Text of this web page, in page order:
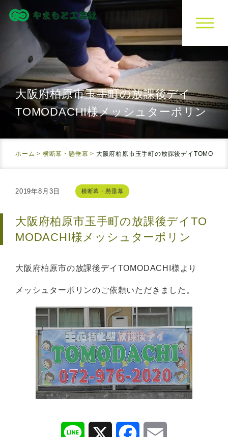
大阪府柏原市玉手町の放課後デイ
TOMODACHI様メッシュターポリン
ホーム > 横断幕・懸垂幕 > 大阪府柏原市玉手町の放課後デイ
2019年8月3日 横断幕・懸垂幕
大阪府柏原市玉手町の放課後デイTO
MODACHI様メッシュターポリン
大阪府柏原市の放課後デイTOMODACHI様より
メッシュターポリンのご依頼いただきました。
L
X
F